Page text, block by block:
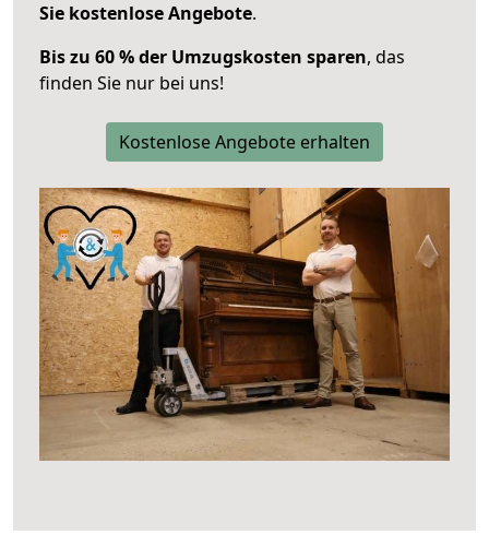
Sie kostenlose Angebote.
Bis zu 60 % der Umzugskosten sparen, das
finden Sie nur bei uns!
Kostenlose Angebote erhalten